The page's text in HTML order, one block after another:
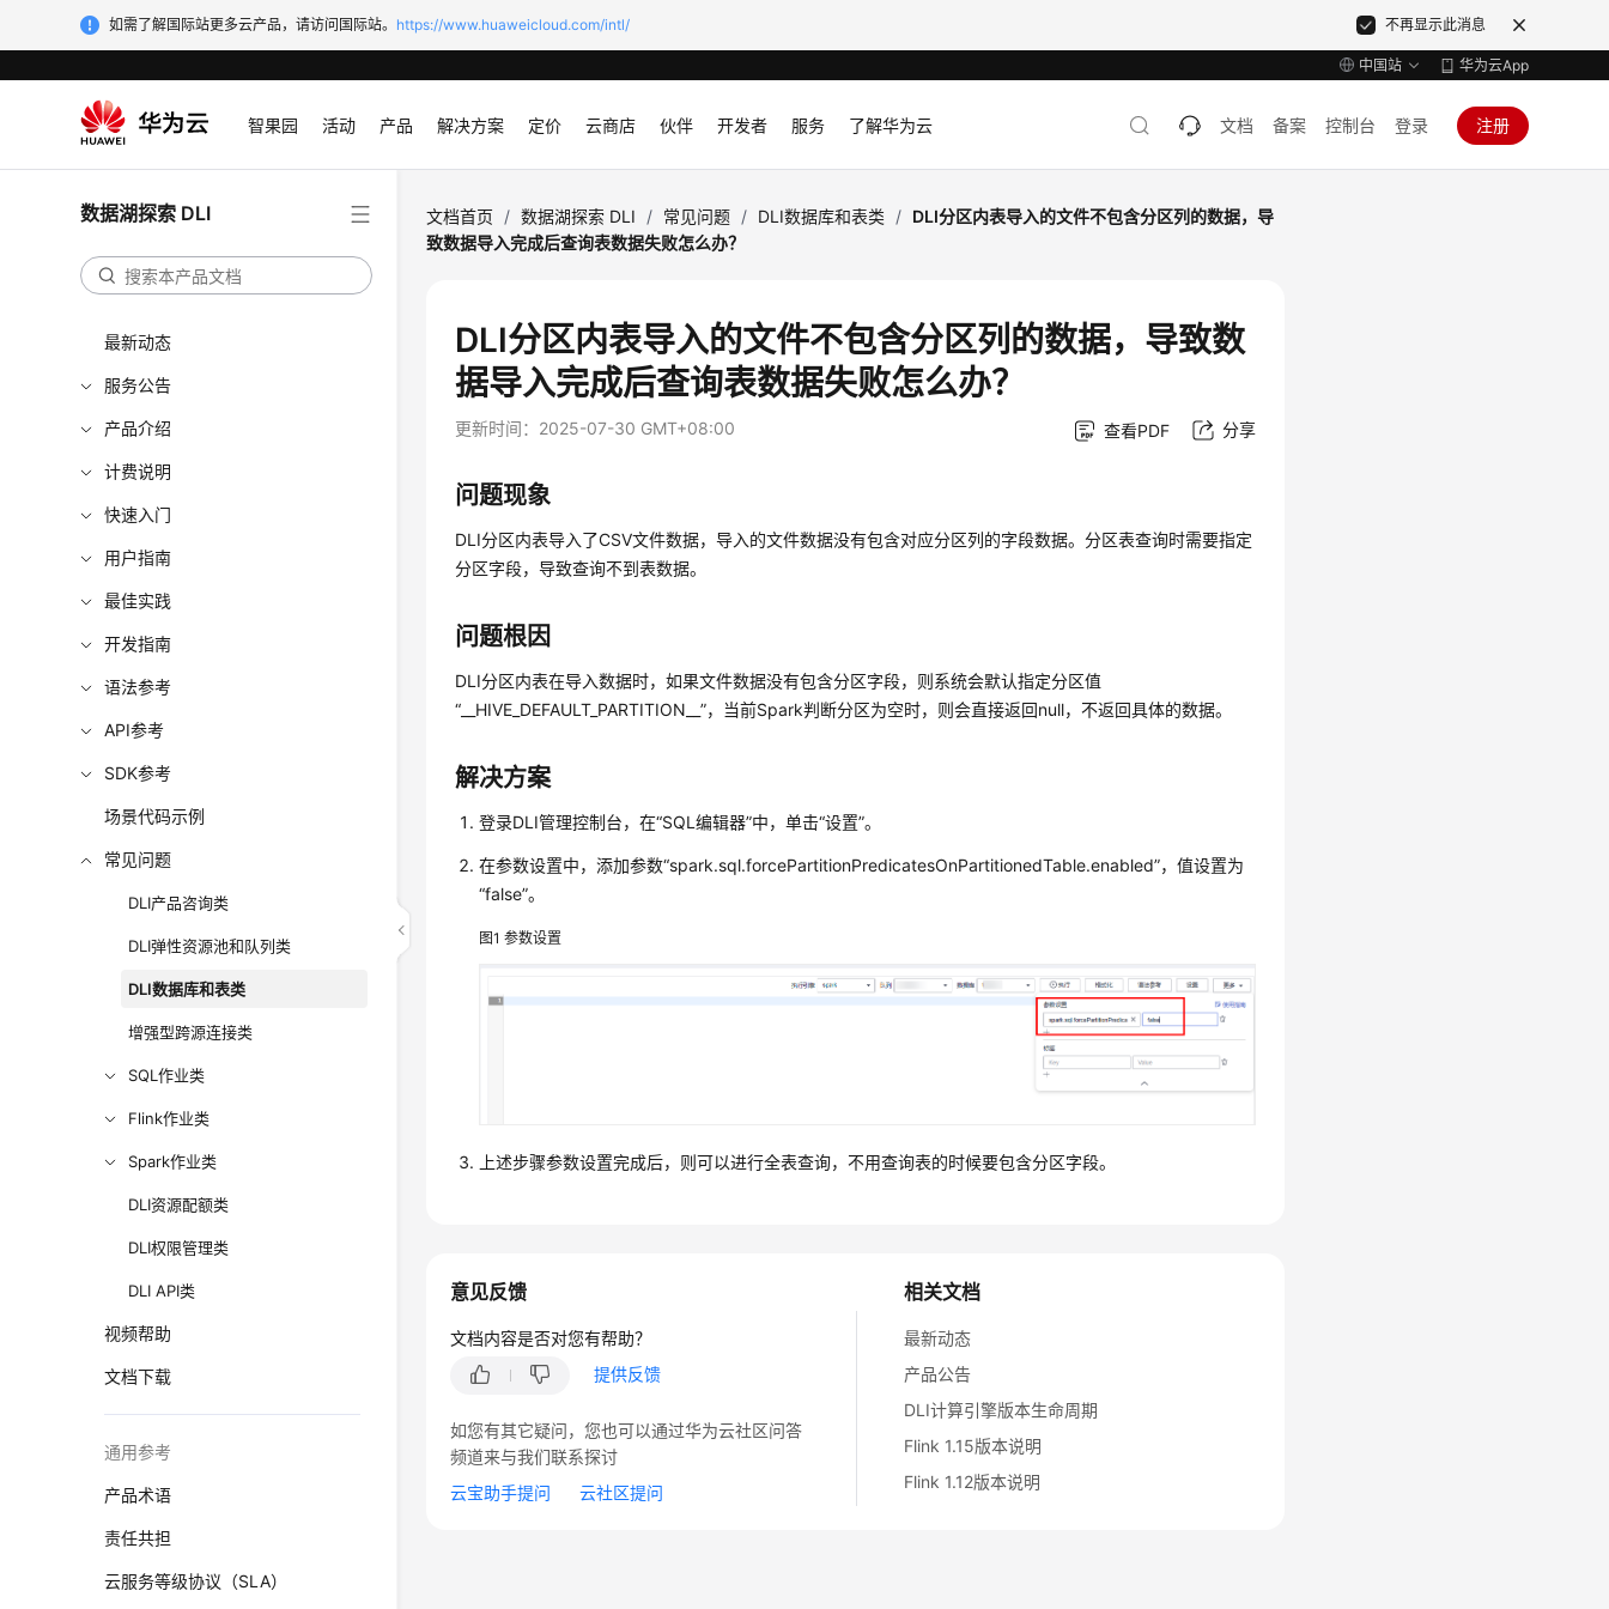
如需了解国际站更多云产品，请访问国际站。 https://www.huaweicloud.com/intl/ 不再显示此消息
中国站 华为云App
智果园 活动 产品 解决方案 定价 云商店 伙伴 开发者 服务 了解华为云 文档 备案 控制台 登录 注册
数据湖探索 DLI
最新动态
服务公告
产品介绍
计费说明
快速入门
用户指南
最佳实践
开发指南
语法参考
API参考
SDK参考
场景代码示例
常见问题
DLI产品咨询类
DLI弹性资源池和队列类
DLI数据库和表类
增强型跨源连接类
SQL作业类
Flink作业类
Spark作业类
DLI资源配额类
DLI权限管理类
DLI API类
视频帮助
文档下载
通用参考
产品术语
责任共担
云服务等级协议（SLA）
文档首页 / 数据湖探索 DLI / 常见问题 / DLI数据库和表类 / DLI分区内表导入的文件不包含分区列的数据，导
致数据导入完成后查询表数据失败怎么办？
DLI分区内表导入的文件不包含分区列的数据，导致数
据导入完成后查询表数据失败怎么办？
更新时间： 2025-07-30 GMT+08:00 查看PDF 分享
问题现象
DLI分区内表导入了CSV文件数据，导入的文件数据没有包含对应分区列的字段数据。分区表查询时需要指定
分区字段，导致查询不到表数据。
问题根因
DLI分区内表在导入数据时，如果文件数据没有包含分区字段，则系统会默认指定分区值
“__HIVE_DEFAULT_PARTITION__”，当前Spark判断分区为空时，则会直接返回null，不返回具体的数据。
解决方案
登录DLI管理控制台，在“SQL编辑器”中，单击“设置”。
在参数设置中，添加参数“spark.sql.forcePartitionPredicatesOnPartitionedTable.enabled”，值设置为
“false”。
图1参数设置
上述步骤参数设置完成后，则可以进行全表查询，不用查询表的时候要包含分区字段。
相关文档
最新动态
产品公告
DLI计算引擎版本生命周期
Flink 1.15版本说明
Flink 1.12版本说明
意见反馈
文档内容是否对您有帮助？
提供反馈
如您有其它疑问，您也可以通过华为云社区问答
频道来与我们联系探讨
云宝助手提问
云社区提问